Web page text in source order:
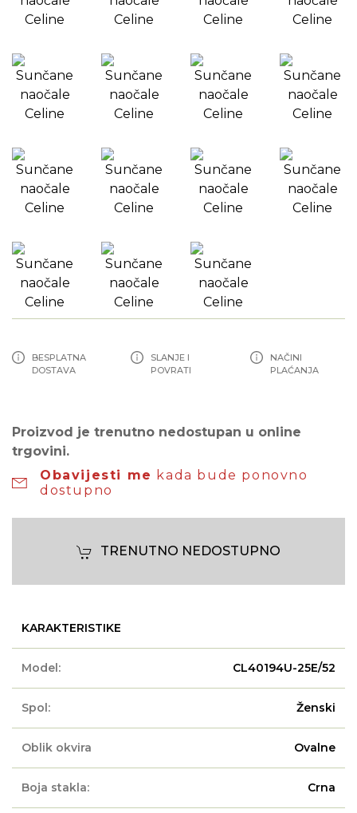
BESPLATNA
DOSTAVA
SLANJE I
POVRATI
NAČINI
PLAĆANJA
Proizvod je trenutno nedostupan u online
trgovini.
Obavijesti me kada bude ponovno
dostupno
TRENUTNO NEDOSTUPNO
KARAKTERISTIKE
Model: CL40194U-25E/52
Spol: Ženski
Oblik okvira Ovalne
Boja stakla: Crna